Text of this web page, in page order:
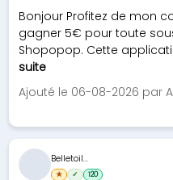
Bonjour Profitez de mon
gagner 5€ pour toute
Shopopop. Cette
suite
Ajouté le 06-08-2026 par
Belletoil...
★ ✓ 120